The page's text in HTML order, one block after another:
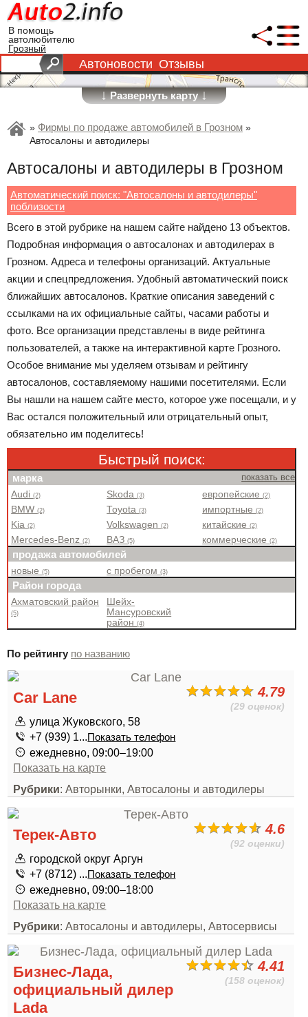
В помощь
автолюбителю
Грозный
Автоновости Отзывы
↓Развернуть карту↓
» Фирмы по продаже автомобилей в Грозном »
Автосалоны и автодилеры
Автосалоны и автодилеры в Грозном
Автоматический поиск: "Автосалоны и автодилеры"
поблизости
Всего в этой рубрике на нашем сайте найдено 13 объектов.
Подробная информация о автосалонах и автодилерах в
Грозном. Адреса и телефоны организаций. Актуальные
акции и спецпредложения. Удобный автоматический поиск
ближайших автосалонов. Краткие описания заведений с
ссылками на их официальные сайты, часами работы и
фото. Все организации представлены в виде рейтинга
пользователей, а также на интерактивной карте Грозного.
Особое внимание мы уделяем отзывам и рейтингу
автосалонов, составляемому нашими посетителями. Если
Вы нашли на нашем сайте место, которое уже посещали, и у
Вас остался положительный или отрицательный опыт,
обязательно им поделитесь!
Быстрый поиск:
марка показать все
Audi(2)
BMW(2)
Kia(2)
Mercedes-Benz(2)
Skoda(3)
Toyota(3)
Volkswagen(2)
ВАЗ(5)
европейские(2)
импортные(2)
китайские(2)
коммерческие(2)
продажа автомобилей
новые(5) с пробегом(3)
Район города
Ахматовский район
(5)
Шейх-
Мансуровский
район(4)
По рейтингу по названию
4.79
(29 оценок)
Car Lane
улица Жуковского, 58
+7 (939) 1...Показать телефон
ежедневно, 09:00–19:00
Показать на карте
Рубрики: Авторынки, Автосалоны и автодилеры
4.6
(92 оценки)
Терек-Авто
городской округ Аргун
+7 (8712) ...Показать телефон
ежедневно, 09:00–18:00
Показать на карте
Рубрики: Автосалоны и автодилеры, Автосервисы
4.41
(158 оценок)
Бизнес-Лада,
официальный дилер
Lada